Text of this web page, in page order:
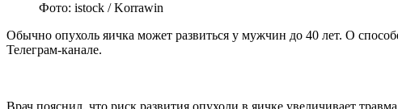
Фото: istock / Korrawin
Обычно опухоль яичка может развиться у мужчин до 40 лет. О
Телеграм-канале.